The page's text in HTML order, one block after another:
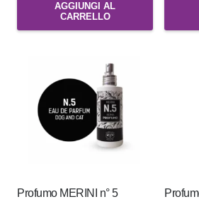
AGGIUNGI AL
CARRELLO
Profumo MERINI n° 5